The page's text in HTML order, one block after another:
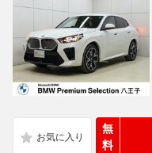
無
料